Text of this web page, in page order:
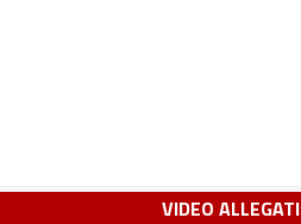
VIDEO ALLEGATI